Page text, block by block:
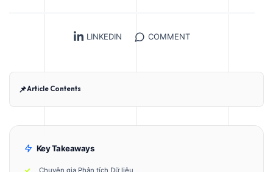
LINKEDIN COMMENT
📌Article Contents
Key Takeaways